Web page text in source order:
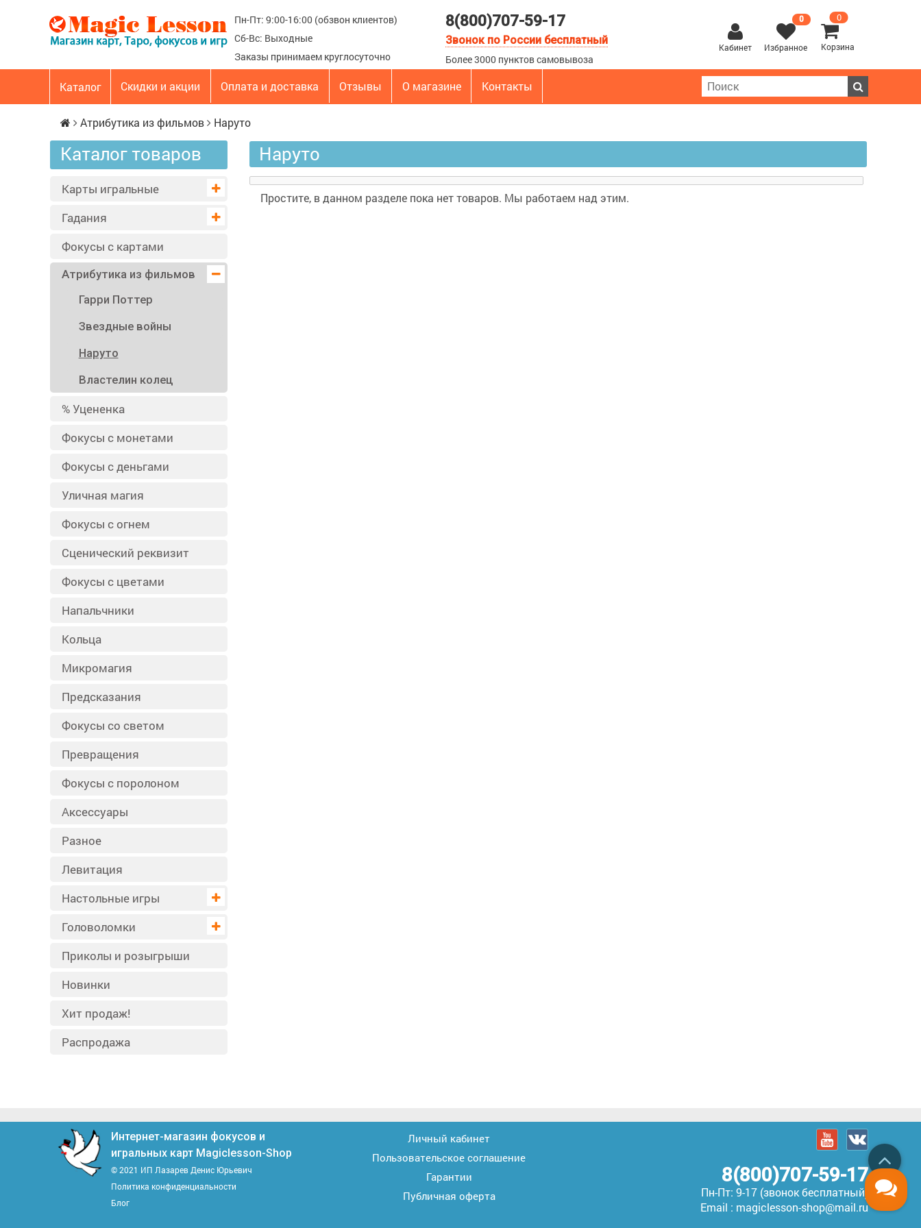
Пн-Пт: 9:00-16:00 (обзвон клиентов)
Сб-Вс: Выходные
Заказы принимаем круглосуточно
8(800)707-59-17
Звонок по России бесплатный
Более 3000 пунктов самовывоза
0
Корзина
0
Избранное
Кабинет
Каталог Скидки и акции Оплата и доставка Отзывы О магазине Контакты
Атрибутика из фильмов Наруто
Каталог товаров
Карты игральные
Гадания
Фокусы с картами
Атрибутика из фильмов
Гарри Поттер
Звездные войны
Наруто
Властелин колец
% Уцененка
Фокусы с монетами
Фокусы с деньгами
Уличная магия
Фокусы с огнем
Сценический реквизит
Фокусы с цветами
Напальчники
Кольца
Микромагия
Предсказания
Фокусы со светом
Превращения
Фокусы с поролоном
Аксессуары
Разное
Левитация
Настольные игры
Головоломки
Приколы и розыгрыши
Новинки
Хит продаж!
Распродажа
Наруто
Простите, в данном разделе пока нет товаров. Мы работаем над этим.
Интернет-магазин фокусов и
игральных карт Magiclesson-Shop
© 2021 ИП Лазарев Денис Юрьевич
Политика конфиденциальности
Блог
Личный кабинет
Пользовательское соглашение
Гарантии
Публичная оферта
8(800)707-59-17
Пн-Пт: 9-17 (звонок бесплатный)
Email : magiclesson-shop@mail.ru